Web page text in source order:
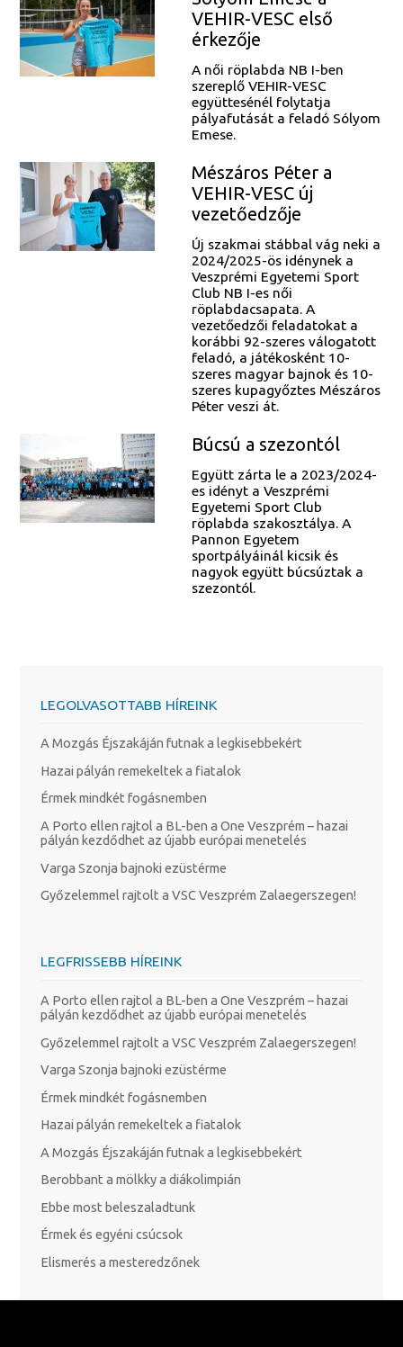
VEHIR-VESC első
érkezője
A női röplabda NB I-ben
szereplő VEHIR-VESC
együttesénél folytatja
pályafutását a feladó Sólyom
Emese.
Mészáros Péter a
VEHIR-VESC új
vezetőedzője
Új szakmai stábbal vág neki a
2024/2025-ös idénynek a
Veszprémi Egyetemi Sport
Club NB I-es női
röplabdacsapata. A
vezetőedzői feladatokat a
korábbi 92-szeres válogatott
feladó, a játékosként 10-
szeres magyar bajnok és 10-
szeres kupagyőztes Mészáros
Péter veszi át.
Búcsú a szezontól
Együtt zárta le a 2023/2024-
es idényt a Veszprémi
Egyetemi Sport Club
röplabda szakosztálya. A
Pannon Egyetem
sportpályáinál kicsik és
nagyok együtt búcsúztak a
szezontól.
LEGOLVASOTTABB HÍREINK
A Mozgás Éjszakáján futnak a legkisebbekért
Hazai pályán remekeltek a fiatalok
Érmek mindkét fogásnemben
A Porto ellen rajtol a BL-ben a One Veszprém – hazai
pályán kezdődhet az újabb európai menetelés
Varga Szonja bajnoki ezüstérme
Győzelemmel rajtolt a VSC Veszprém Zalaegerszegen!
LEGFRISSEBB HÍREINK
A Porto ellen rajtol a BL-ben a One Veszprém – hazai
pályán kezdődhet az újabb európai menetelés
Győzelemmel rajtolt a VSC Veszprém Zalaegerszegen!
Varga Szonja bajnoki ezüstérme
Érmek mindkét fogásnemben
Hazai pályán remekeltek a fiatalok
A Mozgás Éjszakáján futnak a legkisebbekért
Berobbant a mölkky a diákolimpián
Ebbe most beleszaladtunk
Érmek és egyéni csúcsok
Elismerés a mesteredzőnek